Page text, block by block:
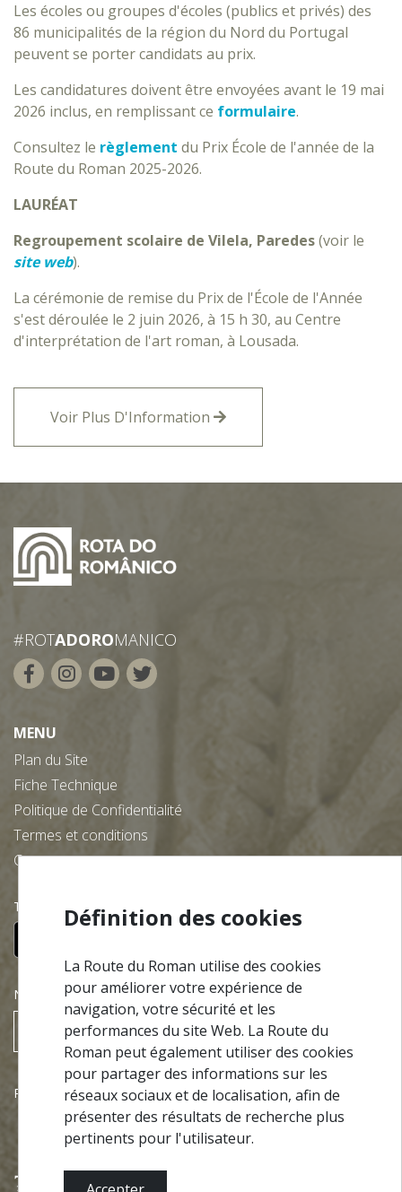
Les écoles ou groupes d'écoles (publics et privés) des
86 municipalités de la région du Nord du Portugal
peuvent se porter candidats au prix.
Les candidatures doivent être envoyées avant le 19 mai
2026 inclus, en remplissant ce formulaire.
Consultez le règlement du Prix École de l'année de la
Route du Roman 2025-2026.
LAURÉAT
Regroupement scolaire de Vilela, Paredes(voir le
site web).
La cérémonie de remise du Prix de l'École de l'Année
s'est déroulée le 2 juin 2026, à 15 h 30, au Centre
d'interprétation de l'art roman, à Lousada.
Voir Plus D'Information
#ROTADOROMANICO
MENU
Plan du Site
Fiche Technique
Politique de Confidentialité
Termes et conditions
Contacts
Téléchargez gratuitement notre app:
NEWSLETTER
S’ABONNER
Partenariats
Définition des cookies
La Route du Roman utilise des cookies
pour améliorer votre expérience de
navigation, votre sécurité et les
performances du site Web. La Route du
Roman peut également utiliser des cookies
pour partager des informations sur les
réseaux sociaux et de localisation, afin de
présenter des résultats de recherche plus
pertinents pour l'utilisateur.